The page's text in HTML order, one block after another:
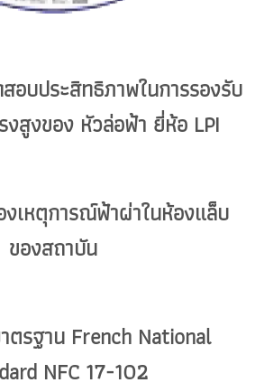
อบประสิทธิภาพในการรองรับ
สูงของ หัวล่อฟ้า ยี่ห้อ LPI
งเหตุการณ์ฟ้าผ่าในห้องแล็บ
ของสถาบัน
ตรฐาน French National
NFC 17-102